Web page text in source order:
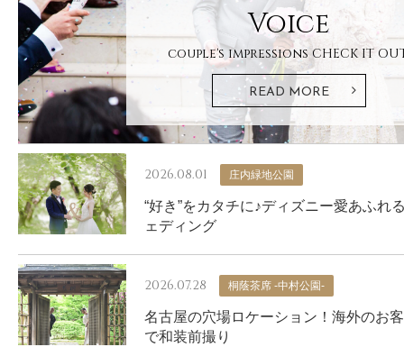
Voice
couple's impressionsCHECK IT
READ MORE
2026.08.01 庄内緑地公園
“好き”をカタチに♪ディズニー愛あふれ
ェディング
2026.07.28 桐蔭茶席 -中村公園-
名古屋の穴場ロケーション！海外のお
で和装前撮り